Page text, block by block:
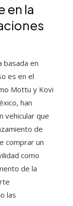
en la
basada en
es en el
Mottu y Kovi
han
vehicular que
de
comprar un
como
de la
las